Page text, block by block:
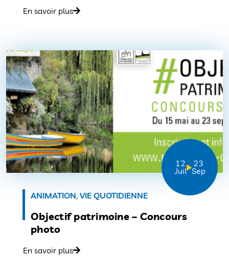
En savoir plus
12
Juil
23
Sep
ANIMATION VIE QUOTIDIENNE
Objectif patrimoine – Concours
photo
En savoir plus